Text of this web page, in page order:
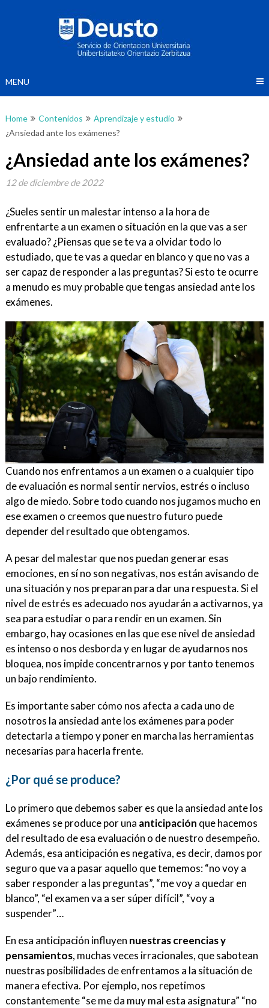
Buscando el
norte
MENU
Home Contenidos
Aprendizaje y estudio
¿Ansiedad ante los exámenes?
¿Ansiedad ante los exámenes?
12 de diciembre de 2022
¿Sueles sentir un malestar intenso a la hora de
enfrentarte a un examen o situación en la que vas a ser
evaluado? ¿Piensas que se te va a olvidar todo lo
estudiado, que te vas a quedar en blanco y que no vas a
ser capaz de responder a las preguntas? Si esto te ocurre
a menudo es muy probable que tengas ansiedad ante los
exámenes.
Cuando nos enfrentamos a un examen o a cualquier tipo
de evaluación es normal sentir nervios, estrés o incluso
algo de miedo. Sobre todo cuando nos jugamos mucho en
ese examen o creemos que nuestro futuro puede
depender del resultado que obtengamos.
A pesar del malestar que nos puedan generar esas
emociones, en sí no son negativas, nos están avisando de
una situación y nos preparan para dar una respuesta. Si el
nivel de estrés es adecuado nos ayudarán a activarnos, ya
sea para estudiar o para rendir en un examen. Sin
embargo, hay ocasiones en las que ese nivel de ansiedad
es intenso o nos desborda y en lugar de ayudarnos nos
bloquea, nos impide concentrarnos y por tanto tenemos
un bajo rendimiento.
Es importante saber cómo nos afecta a cada uno de
nosotros la ansiedad ante los exámenes para poder
detectarla a tiempo y poner en marcha las herramientas
necesarias para hacerla frente.
¿Por qué se produce?
Lo primero que debemos saber es que la ansiedad ante los
exámenes se produce por una anticipación que hacemos
del resultado de esa evaluación o de nuestro desempeño.
Además, esa anticipación es negativa, es decir, damos por
seguro que va a pasar aquello que tememos: “no voy a
saber responder a las preguntas”, “me voy a quedar en
blanco”, “el examen va a ser súper difícil”, “voy a
suspender”…
En esa anticipación influyen nuestras creencias y
pensamientos, muchas veces irracionales, que sabotean
nuestras posibilidades de enfrentamos a la situación de
manera efectiva. Por ejemplo, nos repetimos
constantemente “se me da muy mal esta asignatura” “no